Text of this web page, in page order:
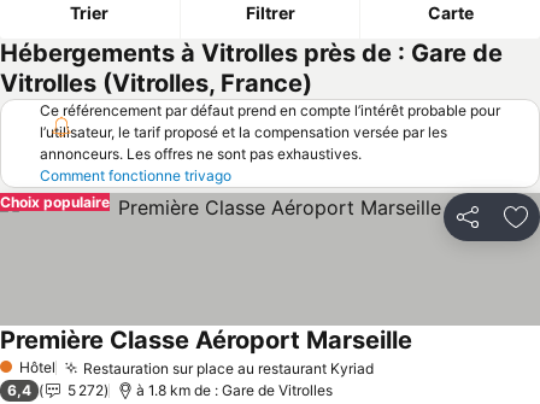
Trier Filtrer Carte
Hébergements à Vitrolles près de : Gare de
Vitrolles (Vitrolles, France)
Ce référencement par défaut prend en compte l’intérêt probable pour
l’utilisateur, le tarif proposé et la compensation versée par les
annonceurs. Les offres ne sont pas exhaustives.
Comment fonctionne trivago
Partager
Choix populaire
1 Étoiles
Hôtel Restauration sur place au restaurant KyriadConsulter les prix
Première Classe Aéroport Marseille
6,4 5 272 à 1.8 km de : Gare de Vitrolles